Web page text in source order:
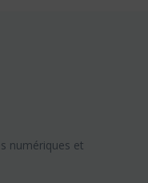
numériques et